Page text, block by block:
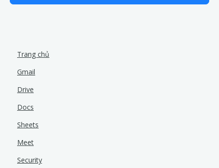
Trang chủ
Gmail
Drive
Docs
Sheets
Meet
Security